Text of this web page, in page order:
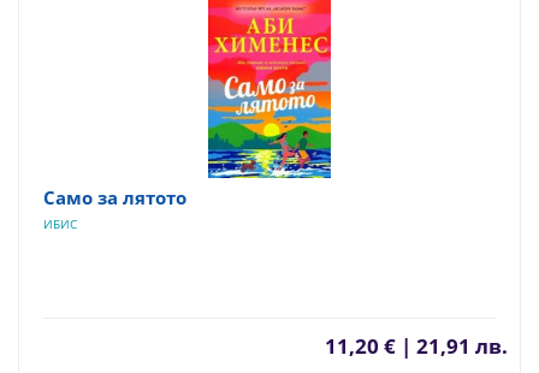
Само за лятото
ИБИС
11,20 € | 21,91 лв.